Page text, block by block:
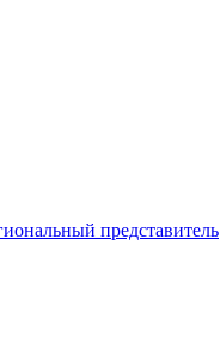
представитель